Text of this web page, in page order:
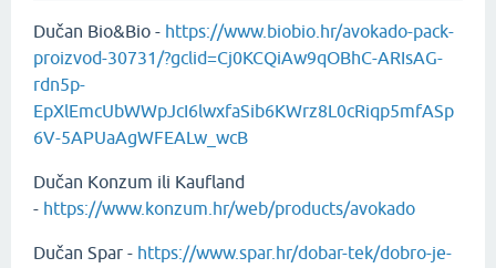
Dučan Bio&Bio - https://www.biobio.hr/avokado-pack-
proizvod-30731/?gclid=Cj0KCQiAw9qOBhC-ARIsAG-
rdn5p-
EpXlEmcUbWWpJcI6lwxfaSib6KWrz8L0cRiqp5mfASp
6V-5APUaAgWFEALw_wcB
Dučan Konzum ili Kaufland
- https://www.konzum.hr/web/products/avokado
Dučan Spar - https://www.spar.hr/dobar-tek/dobro-je-